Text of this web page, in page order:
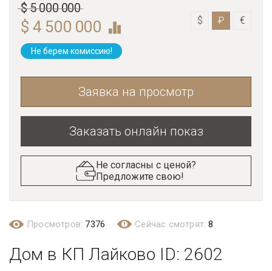
$ 5 000 000
$ 4 500 000 $ ₽ €
Не берем комиссию!
Заявка на просмотр
Заказать онлайн показ
Не согласны с ценой?
Предложите свою!
Просмотров: 7376 Сейчас смотрят:8
Дом в КП Лайково ID: 2602